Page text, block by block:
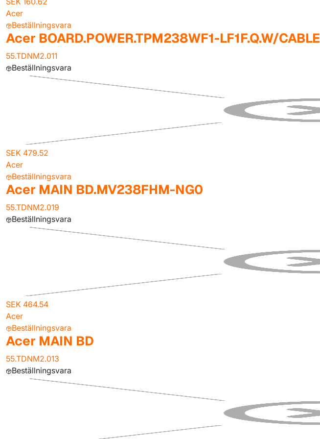
Acer
Beställningsvara
Acer BOARD.POWER.TPM238WF1-LF1F.Q.W/CABLE
55.TDNM2.011
Beställningsvara
SEK 479.52
Acer
Beställningsvara
Acer MAIN BD.MV238FHM-NG0
55.TDNM2.019
Beställningsvara
SEK 464.54
Acer
Beställningsvara
Acer MAIN BD
55.TDNM2.013
Beställningsvara